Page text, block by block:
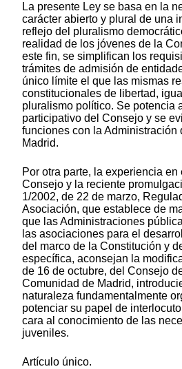
La presente Ley se basa en la
carácter abierto y plural de una
reflejo del pluralismo
realidad de los jóvenes de la
este fin, se simplifican los
trámites de admisión de
único límite el que las mismas
constitucionales de libertad,
pluralismo político. Se potencia
participativo del Consejo y se
funciones con la Administración
Madrid.
Por otra parte, la experiencia en
Consejo y la reciente
1/2002, de 22 de marzo,
Asociación, que establece de
que las Administraciones
las asociaciones para el
del marco de la Constitución y
específica, aconsejan la
de 16 de octubre, del Consejo
Comunidad de Madrid,
naturaleza fundamentalmente
potenciar su papel de
cara al conocimiento de las
juveniles.
Artículo único.